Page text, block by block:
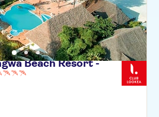
Beach Resort -